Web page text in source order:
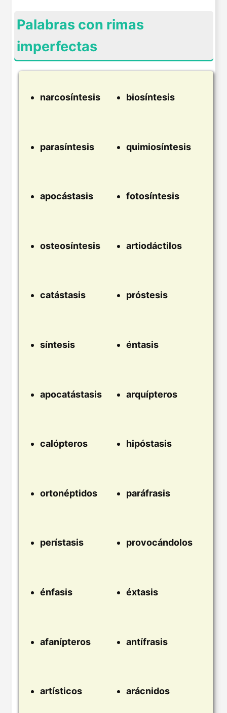
Palabras con rimas
imperfectas
narcosíntesis biosíntesis
parasíntesis quimiosíntesis
apocástasis fotosíntesis
osteosíntesis artiodáctilos
catástasis próstesis
síntesis éntasis
apocatástasis arquípteros
calópteros hipóstasis
ortonéptidos paráfrasis
perístasis provocándolos
énfasis éxtasis
afanípteros antífrasis
artísticos arácnidos